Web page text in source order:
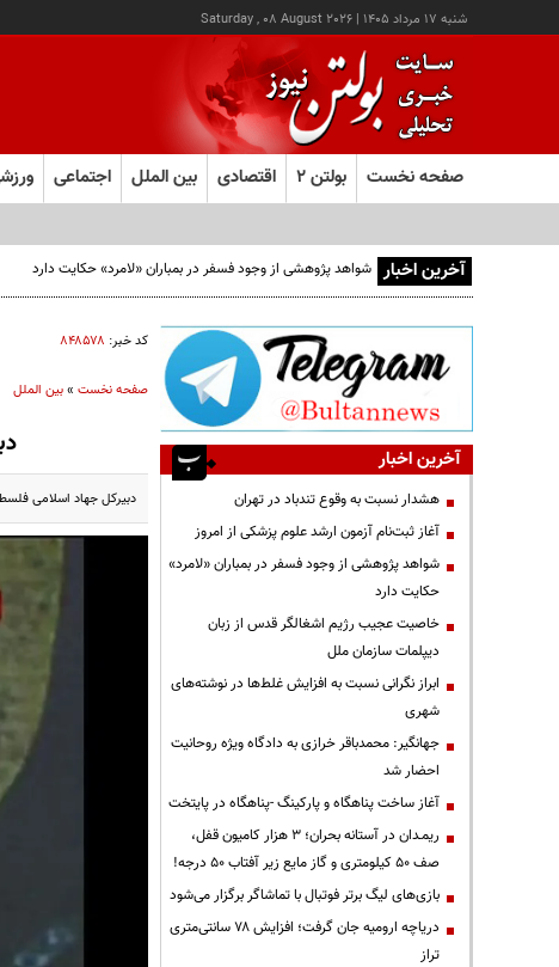
شنبه ۱۷ مرداد ۱۴۰۵ |
Saturday , 08 August 2026
صفحه نخست بولتن ۲ اقتصادی بین الملل اجتماعی
آخرین اخبار شواهد پژوهشی از وجود فسفر در بمباران «لامرد» حکایت دارد
کد خبر: ۸۴۸۵۷۸
صفحه نخست»بین الملل
دبیرکل جهاد اسلامی
آخرین اخبار
هشدار نسبت به وقوع تندباد در تهران
آغاز ثبت‌نام آزمون ارشد علوم پزشکی از امروز
شواهد پژوهشی از وجود فسفر در بمباران «لامرد»
حکایت دارد
خاصیت عجیب رژیم اشغالگر قدس از زبان
دیپلمات سازمان ملل
ابراز نگرانی نسبت به افزایش غلط‌ها در نوشته‌های
شهری
جهانگیر: محمدباقر خرازی به دادگاه ویژه روحانیت
احضار شد
آغاز ساخت پناهگاه و پارکینگ -پناهگاه در پایتخت
ریمـدان در آستانه بحران؛ ۳ هزار کامیون قفل،
صف ۵۰ کیلومتری و گاز مایع زیر آفتاب ۵۰ درجه!
بازی‌های لیگ برتر فوتبال با تماشاگر برگزار می‌شود
دریاچه ارومیه جان گرفت؛ افزایش ۷۸ سانتی‌متری
تراز